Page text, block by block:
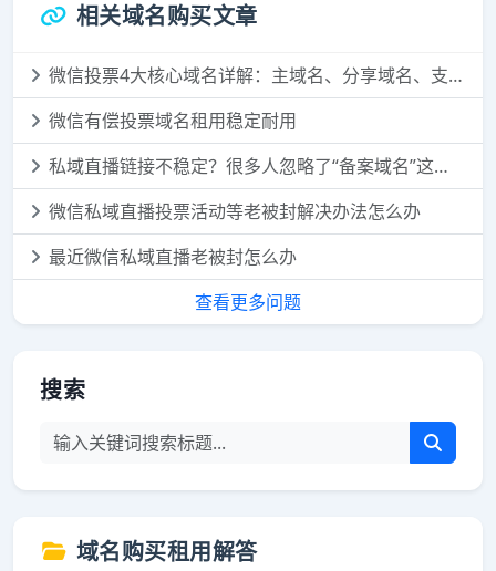
相关域名购买文章
微信投票4大核心域名详解：主域名、分享域名、支付域名、落地域名，一次讲透
微信有偿投票域名租用稳定耐用
私域直播链接不稳定？很多人忽略了“备案域名”这个细节
微信私域直播投票活动等老被封解决办法怎么办
最近微信私域直播老被封怎么办
查看更多问题
搜索
域名购买租用解答